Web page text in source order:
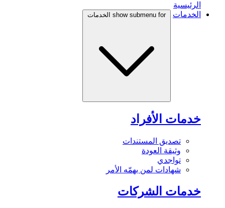
الرئيسية
الخدمات
show submenu for الخدمات
خدمات الأفراد
تصديق المستندات
وثيقة العودة
تواجدي
شهادات لمن يهمّه الأمر
خدمات الشركات